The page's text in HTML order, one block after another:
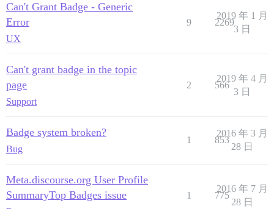
Can't Grant Badge - Generic
Error
UX
9 2269
2019 年 1 月
3 日
Can't grant badge in the topic
page
Support
2 566
2019 年 4 月
3 日
Badge system broken?
Bug
1 853
2016 年 3 月
28 日
Meta.discourse.org User Profile
SummaryTop Badges issue
1 775
2016 年 7 月
28 日